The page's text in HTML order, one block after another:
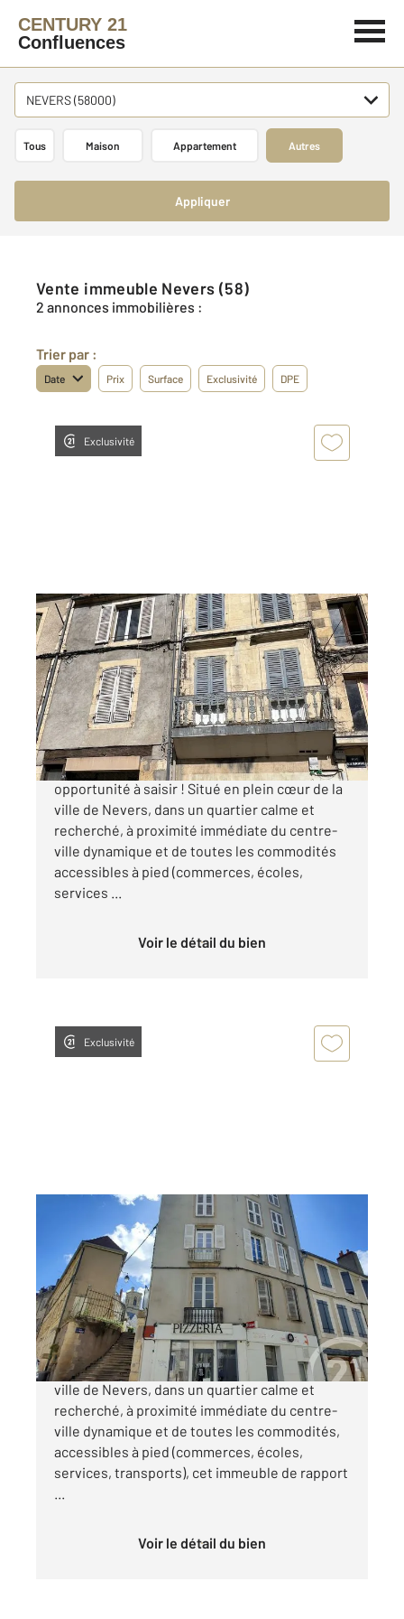
CENTURY 21
Confluences
NEVERS (58000)
Tous Maison Appartement Autres
Appliquer
Vente immeuble Nevers (58)
2 annonces immobilières :
Trier par :
Date Prix Surface Exclusivité DPE
Exclusivité
NEVERS 58
257 m 2
Ref : 23084
Immeuble à vendre
230 000 €
Ensemble immobilier, Nevers centre. Belle
opportunité à saisir ! Situé en plein cœur de la
ville de Nevers, dans un quartier calme et
recherché, à proximité immédiate du centre-
ville dynamique et de toutes les commodités
accessibles à pied (commerces, écoles,
services ...
Voir le détail du bien
Exclusivité
NEVERS 58
163,34 m2
Ref : 23074
Immeuble à vendre
165 000 €
Opportunité à saisir ! Situé en plein cœur de la
ville de Nevers, dans un quartier calme et
recherché, à proximité immédiate du centre-
ville dynamique et de toutes les commodités,
accessibles à pied (commerces, écoles,
services, transports), cet immeuble de rapport
...
Voir le détail du bien